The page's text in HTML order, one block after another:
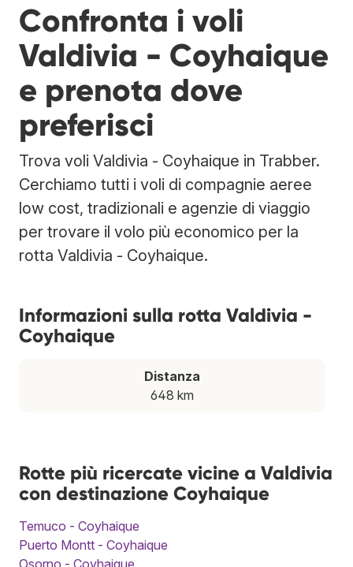
Confronta i voli
Valdivia - Coyhaique
e prenota dove
preferisci
Trova voli Valdivia - Coyhaique in Trabber.
Cerchiamo tutti i voli di compagnie aeree
low cost, tradizionali e agenzie di viaggio
per trovare il volo più economico per la
rotta Valdivia - Coyhaique.
Informazioni sulla rotta Valdivia -
Coyhaique
Distanza
648 km
Rotte più ricercate vicine a Valdivia
con destinazione Coyhaique
Temuco - Coyhaique
Puerto Montt - Coyhaique
Osorno - Coyhaique